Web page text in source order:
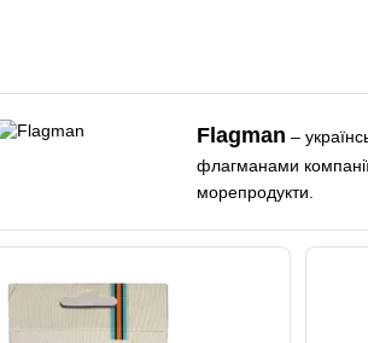
Flagman –
флагманами компанії
морепродукти.